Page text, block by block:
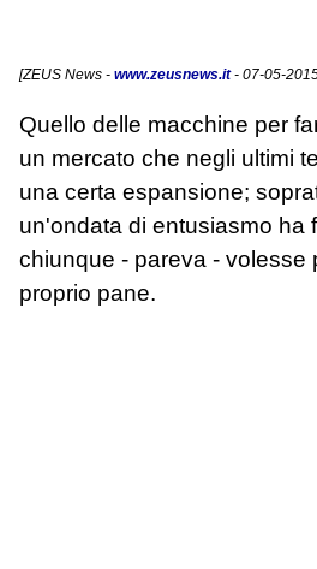
[ZEUS News - www.zeusnews.it- 07-05-
Quello delle macchine per
un mercato che negli ultimi
una certa espansione;
un'ondata di entusiasmo ha
chiunque - pareva - volesse
proprio pane.